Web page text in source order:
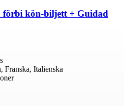
förbi kön-biljett + Guidad
Franska, Italienska